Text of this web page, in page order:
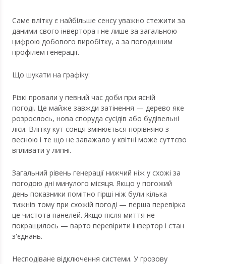
Саме влітку є найбільше сенсу уважно стежити за
даними свого інвертора і не лише за загальною
цифрою добового виробітку, а за погодинним
профілем генерації.
Що шукати на графіку:
Різкі провали у певний час доби при ясній
погоді. Це майже завжди затінення — дерево яке
розрослось, нова споруда сусідів або будівельні
ліси. Влітку кут сонця змінюється порівняно з
весною і те що не заважало у квітні може суттєво
впливати у липні.
Загальний рівень генерації нижчий ніж у схожі за
погодою дні минулого місяця. Якщо у погожий
день показники помітно гірші ніж були кілька
тижнів тому при схожій погоді — перша перевірка
це чистота панелей. Якщо після миття не
покращилось — варто перевірити інвертор і стан
з'єднань.
Несподіване відключення системи. У грозову